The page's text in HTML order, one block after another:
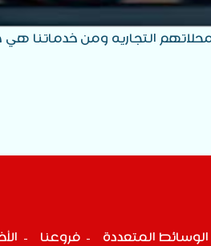
التجاريه ومن خدماتنا
الوسائط المتعددة فروعنا